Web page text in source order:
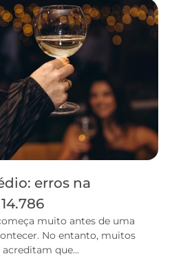
erros na
muito antes de uma
No entanto, muitos
que...